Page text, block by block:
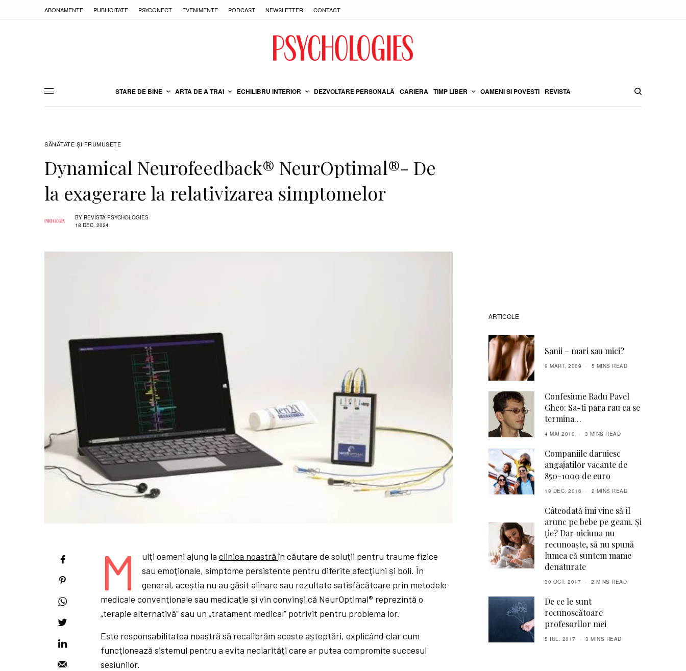
ABONAMENTE PUBLICITATE PSYCONECT EVENIMENTE PODCAST NEWSLETTER CONTACT
STARE DE BINE ARTA DE A TRAI ECHILIBRU INTERIOR DEZVOLTARE PERSONALĂ CARIERA TIMP LIBER OAMENI SI POVESTI REVISTA
SĂNĂTATE ŞI FRUMUSEȚE
Dynamical Neurofeedback® NeurOptimal®- De
la exagerare la relativizarea simptomelor
BY REVISTA PSYCHOLOGIES
18 DEC. 2024
M ulţi oameni ajung la clinica noastrăîn căutare de soluţii pentru traume fizice
sau emoţionale, simptome persistente pentru diferite afecţiuni și boli. În
general, aceștia nu au găsit alinare sau rezultate satisfăcătoare prin metodele
medicale convenţionale sau medicaţie și vin convinși că NeurOptimal® reprezintă o
„terapie alternativă” sau un „tratament medical” potrivit pentru problema lor.
Este responsabilitatea noastră să recalibrăm aceste așteptări, explicând clar cum
funcţionează sistemul pentru a evita neclarităţi care ar putea compromite succesul
sesiunilor.
ARTICOLE
Sanii – mari sau mici?
9 MART. 2009 5 MINS READ
Confesiune Radu Pavel
Gheo: Sa-ti para rau ca se
termina…
4 MAI 2010 3 MINS READ
Companiile daruiesc
angajatilor vacante de
850-1000 de euro
19 DEC. 2016 2 MINS READ
Câteodată îmi vine să îl
arunc pe bebe pe geam. Și
ție? Dar niciuna nu
recunoaște, să nu spună
lumea că suntem mame
denaturate
30 OCT. 2017 2 MINS READ
De ce le sunt
recunoscătoare
profesorilor mei
5 IUL. 2017 3 MINS READ